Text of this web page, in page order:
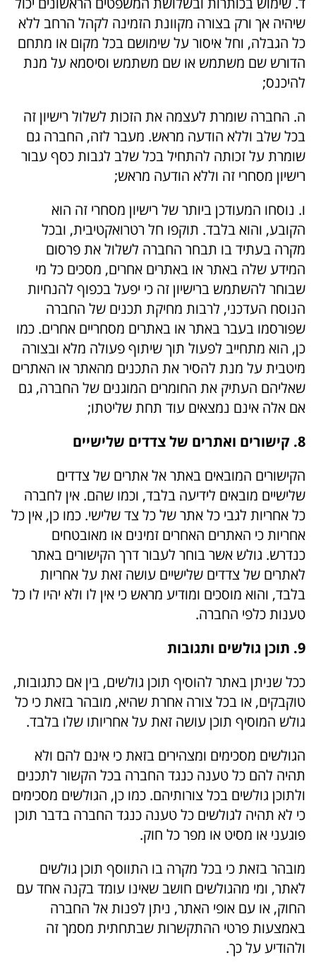
שיהיה אך ורק בצורה מקוונת הזמינה לקהל הרחב ללא
כל הגבלה, וחל איסור על שימושם בכל מקום או מתחם
הדורש שם משתמש או שם משתמש וסיסמא על מנת
להיכנס;
ה. החברה שומרת לעצמה את הזכות לשלול רישיון זה
בכל שלב וללא הודעה מראש. מעבר לזה, החברה גם
שומרת על זכותה להתחיל בכל שלב לגבות כסף עבור
רישיון מסחרי זה וללא הודעה מראש;
ו. נוסחו המעודכן ביותר של רישיון מסחרי זה הוא
הקובע, והוא בלבד. תוקפו חל רטרואקטיבית, ובכל
מקרה בעתיד בו תבחר החברה לשלול את פרסום
המידע שלה באתר או באתרים אחרים, מסכים כל מי
שבוחר להשתמש ברישיון זה כי יפעל בכפוף להנחיות
הנוסח העדכני, לרבות מחיקת תכנים של החברה
שפורסמו בעבר באתר או באתרים מסחריים אחרים. כמו
כן, הוא מתחייב לפעול תוך שיתוף פעולה מלא ובצורה
מיטבית על מנת להסיר את התכנים מהאתר או האתרים
שאליהם העתיק את החומרים המוגנים של החברה, גם
אם אלה אינם נמצאים עוד תחת שליטתו;
8. קישורים ואתרים של צדדים שלישיים
הקישורים המובאים באתר אל אתרים של צדדים
שלישיים מובאים לידיעה בלבד, וכמו שהם. אין לחברה
כל אחריות לגבי כל אתר של כל צד שלישי. כמו כן, אין כל
אחריות כי האתרים האחרים זמינים או מאובטחים
כנדרש. גולש אשר בוחר לעבור דרך הקישורים באתר
לאתרים של צדדים שלישיים עושה זאת על אחריות
בלבד, והוא מוסכים ומודיע מראש כי אין לו ולא יהיו לו כל
טענות כלפי החברה.
9. תוכן גולשים ותגובות
ככל שניתן באתר להוסיף תוכן גולשים, בין אם כתגובות,
טוקבקים, או בכל צורה אחרת שהיא, מובהר בזאת כי כל
גולש המוסיף תוכן עושה זאת על אחריותו שלו בלבד.
הגולשים מסכימים ומצהירים בזאת כי אינם להם ולא
תהיה להם כל טענה כנגד החברה בכל הקשור לתכנים
ולתוכן גולשים בכל צורותיהם. כמו כן, הגולשים מסכימים
כי לא תהיה לגולשים כל טענה כנגד החברה בדבר תוכן
פוגעני או מסיט או מפר כל חוק.
מובהר בזאת כי בכל מקרה בו התווסף תוכן גולשים
לאתר, ומי מהגולשים חושב שאינו עומד בקנה אחד עם
החוק, או עם אופי האתר, ניתן לפנות אל החברה
באמצעות פרטי ההתקשרות שבתחתית מסמך זה
ולהודיע על כך.